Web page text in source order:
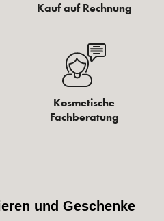
Kauf auf Rechnung
Kosmetische
Fachberatung
und Geschenke